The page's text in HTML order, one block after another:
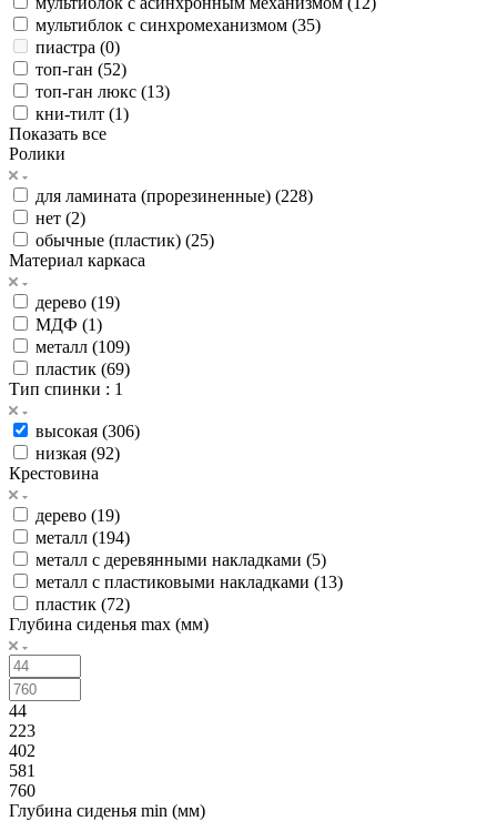
мультиблок с синхромеханизмом (35)
пиастра (0)
топ-ган (52)
топ-ган люкс (13)
кни-тилт (1)
Показать все
Ролики
для ламината (прорезиненные) (228)
нет (2)
обычные (пластик) (25)
Материал каркаса
дерево (19)
МДФ (1)
металл (109)
пластик (69)
Тип спинки : 1
высокая (306)
низкая (92)
Крестовина
дерево (19)
металл (194)
металл с деревянными накладками (5)
металл с пластиковыми накладками (13)
пластик (72)
Глубина сиденья max (мм)
44
223
402
581
760
Глубина сиденья min (мм)